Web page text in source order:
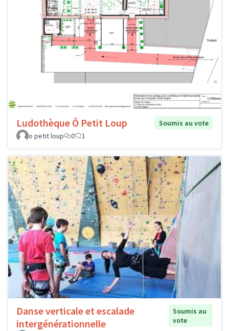
Ludothèque Ô Petit Loup
Soumis au vote
o petit loup
0 1
Danse verticale et escalade
intergénérationnelle
Soumis au
vote